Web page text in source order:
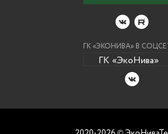
ГК «ЭКОНИВА» В